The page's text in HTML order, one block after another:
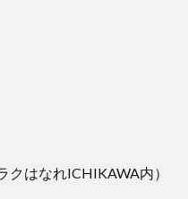
はなれICHIKAWA内）